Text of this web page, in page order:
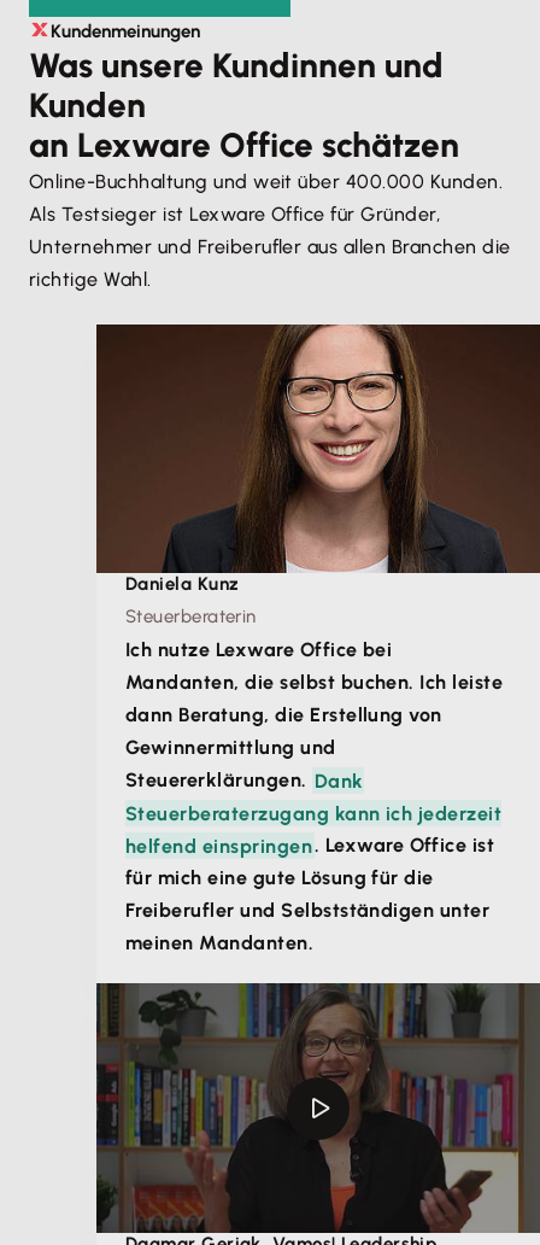
Kundenmeinungen
Was unsere Kundinnen und
Kunden
an Lexware Office schätzen
Online-Buchhaltung und weit über 400.000 Kunden.
Als Testsieger ist Lexware Office für Gründer,
Unternehmer und Freiberufler aus allen Branchen die
richtige Wahl.
Daniela Kunz
Steuerberaterin
Ich nutze Lexware Office bei
Mandanten, die selbst buchen. Ich leiste
dann Beratung, die Erstellung von
Gewinnermittlung und
Steuererklärungen. Dank
Steuerberaterzugang kann ich jederzeit
helfend einspringen. Lexware Office ist
für mich eine gute Lösung für die
Freiberufler und Selbstständigen unter
meinen Mandanten.